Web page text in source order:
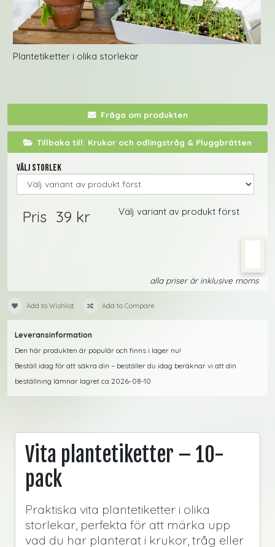
Plantetiketter i olika storlekar
Fråga om produkten
Tillbaka till: Krukor och odlingstråg & Pluggbrätten
Välj storlek
Pris 39 kr Välj variant av produkt först
alla priser är inklusive moms
Add to Wishlist Add to Compare
Leveransinformation
Den här produkten är populär och finns i lager nu!
Beställ idag för att säkra din – beställer du idag beräknar vi att din
beställning lämnar lagret ca 2026-08-10
Vita plantetiketter – 10-
pack
Praktiska vita plantetiketter i olika
storlekar, perfekta för att märka upp
vad du har planterat i krukor, tråg eller